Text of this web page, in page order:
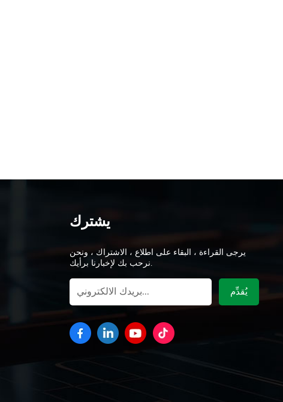
يشترك
يرجى القراءة ، البقاء على اطلاع ، الاشتراك ، ونحن
نرحب بك لإخبارنا برأيك.